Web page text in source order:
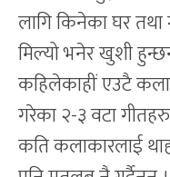
लागि किनेका घर तथा
मिल्यो भनेर खुशी
कहिलेकाहीं एउटै
गरेका २-३ वटा
कति कलाकारलाई